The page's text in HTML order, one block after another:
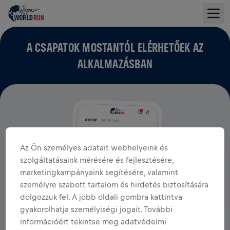
A CSAPATOK MOSTANTÓL ELÉRHETŐEK AZ
ALKALMAZÁSBAN
Az Ön személyes adatait webhelyeink és
szolgáltatásaink mérésére és fejlesztésére,
marketingkampányaink segítésére, valamint
személyre szabott tartalom és hirdetés biztosítására
dolgozzuk fel. A jobb oldali gombra kattintva
gyakorolhatja személyiségi jogait. További
információért tekintse meg adatvédelmi